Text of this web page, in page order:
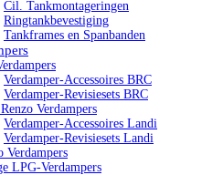
Cil. Tankmontageringen
Ringtankbevestiging
Tankframes en Spanbanden
Verdamper-Accessoires BRC
Verdamper-Revisiesets BRC
Verdampers
Verdamper-Accessoires Landi
Verdamper-Revisiesets Landi
Verdampers
LPG-Verdampers